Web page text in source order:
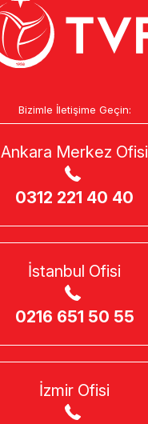
Bizimle İletişime Geçin:
Ankara Merkez Ofisi
0312 221 40 40
İstanbul Ofisi
0216 651 50 55
İzmir Ofisi